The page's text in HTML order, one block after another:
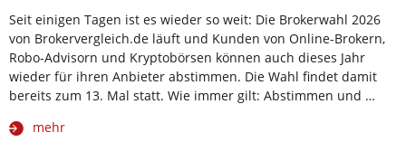
Seit einigen Tagen ist es wieder so weit: Die Brokerwahl 2026
von Brokervergleich.de läuft und Kunden von Online-Brokern,
Robo-Advisorn und Kryptobörsen können auch dieses Jahr
wieder für ihren Anbieter abstimmen. Die Wahl findet damit
bereits zum 13. Mal statt. Wie immer gilt: Abstimmen und …
mehr